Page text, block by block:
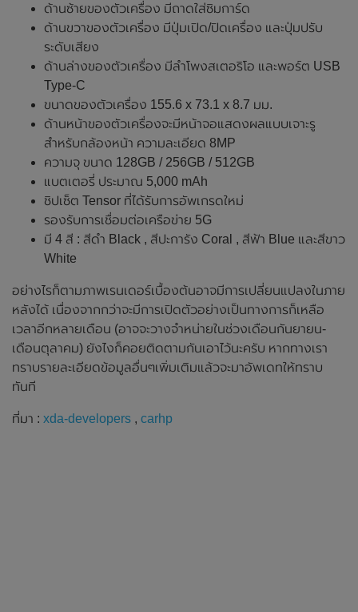
ด้านซ้ายของตัวเครื่อง มีถาดใส่ซิมการ์ด
ด้านขวาของตัวเครื่อง มีปุ่มเปิด/ปิดเครื่อง และปุ่มปรับ
ระดับเสียง
ด้านล่างของตัวเครื่อง มีลำโพงสเตอริโอ และพอร์ต USB
Type-C
ขนาดของตัวเครื่อง 155.6 x 73.1 x 8.7 มม.
ด้านหน้าของตัวเครื่องจะมีหน้าจอแสดงผลแบบเจาะรู
สำหรับกล้องหน้า ความละเอียด 8MP
ความจุ ขนาด 128GB / 256GB / 512GB
แบตเตอรี่ ประมาณ 5,000 mAh
ชิปเซ็ต Tensor ที่ได้รับการอัพเกรดใหม่
รองรับการเชื่อมต่อเครือข่าย 5G
มี 4 สี : สีดำ Black , สีปะการัง Coral , สีฟ้า Blue และสีขาว
White
อย่างไรก็ตามภาพเรนเดอร์เบื้องต้นอาจมีการเปลี่ยนแปลงในภาย
หลังได้ เนื่องจากกว่าจะมีการเปิดตัวอย่างเป็นทางการก็เหลือ
เวลาอีกหลายเดือน (อาจจะวางจำหน่ายในช่วงเดือนกันยายน-
เดือนตุลาคม) ยังไงก็คอยติดตามกันเอาไว้นะครับ หากทางเรา
ทราบรายละเอียดข้อมูลอื่นๆเพิ่มเติมแล้วจะมาอัพเดทให้ทราบ
ทันที
ที่มา : xda-developers , carhp